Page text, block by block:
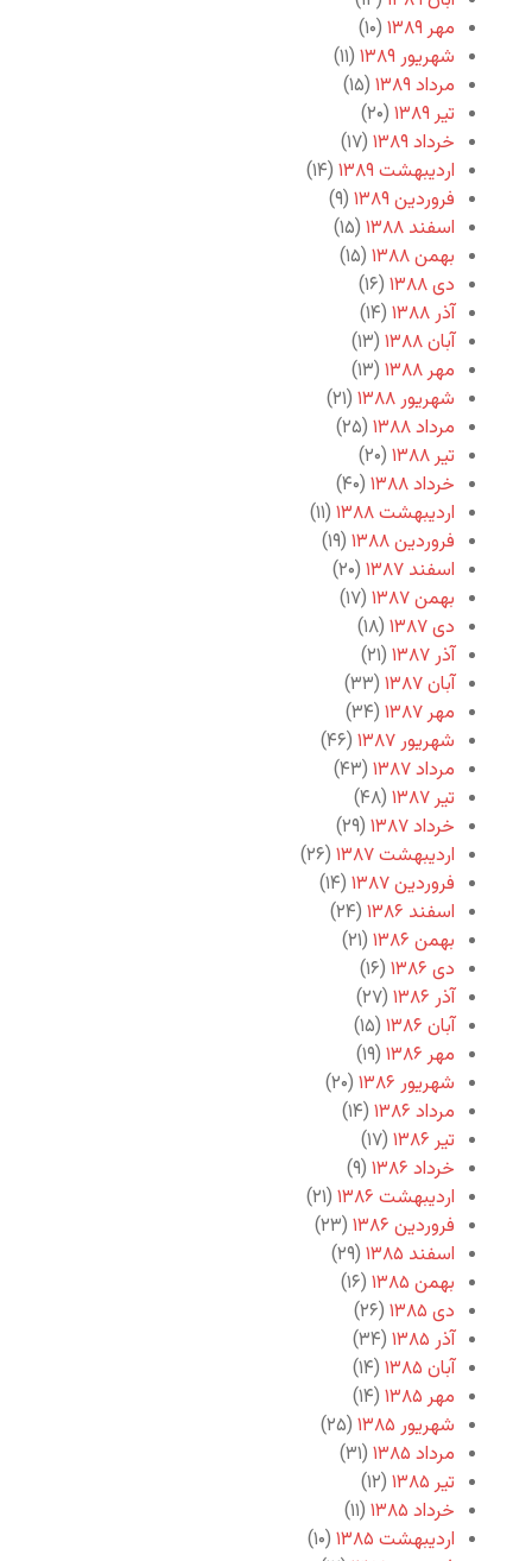
مهر ۱۳۸۹
(۱۰)
شهریور ۱۳۸۹
(۱۱)
مرداد ۱۳۸۹
(۱۵)
تیر ۱۳۸۹
(۲۰)
خرداد ۱۳۸۹
(۱۷)
اردیبهشت ۱۳۸۹
(۱۴)
فروردین ۱۳۸۹
(۹)
اسفند ۱۳۸۸
(۱۵)
بهمن ۱۳۸۸
(۱۵)
دی ۱۳۸۸
(۱۶)
آذر ۱۳۸۸
(۱۴)
آبان ۱۳۸۸
(۱۳)
مهر ۱۳۸۸
(۱۳)
شهریور ۱۳۸۸
(۲۱)
مرداد ۱۳۸۸
(۲۵)
تیر ۱۳۸۸
(۲۰)
خرداد ۱۳۸۸
(۴۰)
اردیبهشت ۱۳۸۸
(۱۱)
فروردین ۱۳۸۸
(۱۹)
اسفند ۱۳۸۷
(۲۰)
بهمن ۱۳۸۷
(۱۷)
دی ۱۳۸۷
(۱۸)
آذر ۱۳۸۷
(۲۱)
آبان ۱۳۸۷
(۳۳)
مهر ۱۳۸۷
(۳۴)
شهریور ۱۳۸۷
(۴۶)
مرداد ۱۳۸۷
(۴۳)
تیر ۱۳۸۷
(۴۸)
خرداد ۱۳۸۷
(۲۹)
اردیبهشت ۱۳۸۷
(۲۶)
فروردین ۱۳۸۷
(۱۴)
اسفند ۱۳۸۶
(۲۴)
بهمن ۱۳۸۶
(۲۱)
دی ۱۳۸۶
(۱۶)
آذر ۱۳۸۶
(۲۷)
آبان ۱۳۸۶
(۱۵)
مهر ۱۳۸۶
(۱۹)
شهریور ۱۳۸۶
(۲۰)
مرداد ۱۳۸۶
(۱۴)
تیر ۱۳۸۶
(۱۷)
خرداد ۱۳۸۶
(۹)
اردیبهشت ۱۳۸۶
(۲۱)
فروردین ۱۳۸۶
(۲۳)
اسفند ۱۳۸۵
(۲۹)
بهمن ۱۳۸۵
(۱۶)
دی ۱۳۸۵
(۲۶)
آذر ۱۳۸۵
(۳۴)
آبان ۱۳۸۵
(۱۴)
مهر ۱۳۸۵
(۱۴)
شهریور ۱۳۸۵
(۲۵)
مرداد ۱۳۸۵
(۳۱)
تیر ۱۳۸۵
(۱۲)
خرداد ۱۳۸۵
(۱۱)
اردیبهشت ۱۳۸۵
(۱۰)